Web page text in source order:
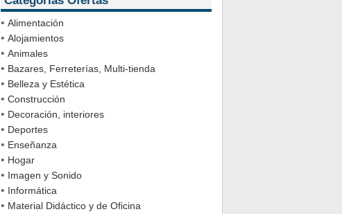
• Alimentación
• Alojamientos
• Animales
• Bazares, Ferreterías, Multi-tienda
• Belleza y Estética
• Construcción
• Decoración, interiores
• Deportes
• Enseñanza
• Hogar
• Imagen y Sonido
• Informática
• Material Didáctico y de Oficina